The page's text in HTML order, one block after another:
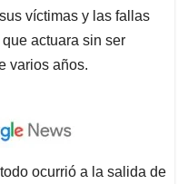
víctimas y las fallas
actuara sin ser
varios años.
ocurrió a la salida de